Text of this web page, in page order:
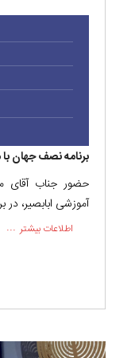
برنامه نصف جهان
حضور جناب آقای
آموزشی ابابصیر،
اطلاعات بیشتر